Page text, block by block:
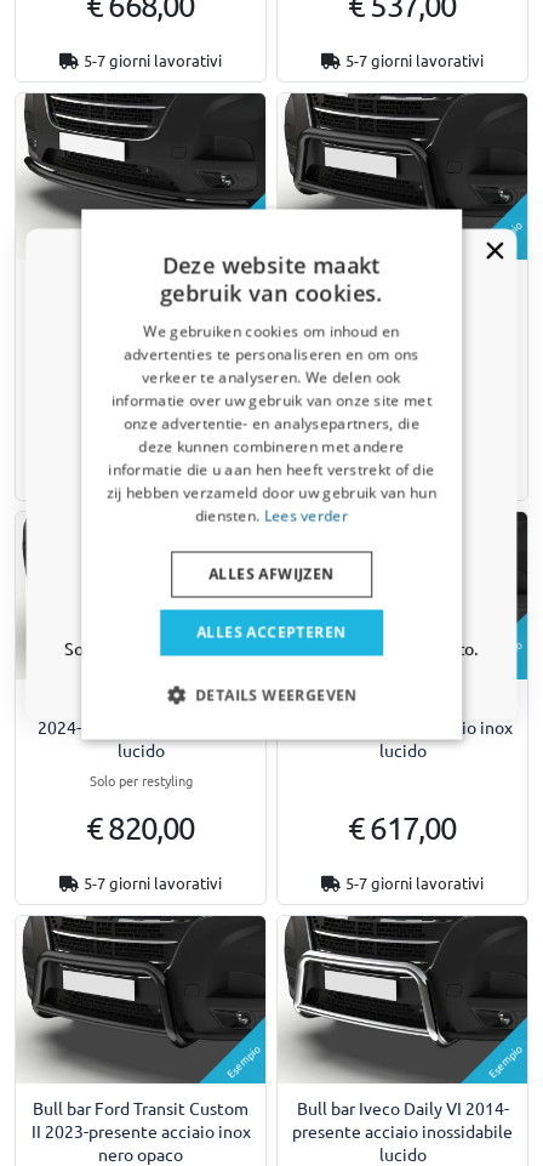
5-7 giorni lavorativi 5-7 giorni lavorativi
Bull bar anteriore per
Volkswagen Crafter II 2017-
presente acciaio inox nero
opaco
€ 668,00
5-7 giorni lavorativi
Esempio
Bull bar Citroën Jumpy III
2024-presente acciaio
inossidabile nero opaco
Solo per 2° restyling
Con certificato di omologazione CE
€ 882,00
3-4 settimane
Esempio
Bull bar Citroën Jumpy III
2024-presente acciaio inox
lucido
Solo per restyling
€ 820,00
5-7 giorni lavorativi
Esempio
Bull bar Ford Transit Custom
II 2023-presente acciaio inox
lucido
€ 617,00
5-7 giorni lavorativi
Esempio
Bull bar Ford Transit Custom
II 2023-presente acciaio inox
nero opaco
Esempio
Bull bar Iveco Daily VI 2014-
presente acciaio inossidabile
lucido
Deze website maakt
gebruik van cookies.
We gebruiken cookies om inhoud en
advertenties te personaliseren en om ons
verkeer te analyseren. We delen ook
informatie over uw gebruik van onze site met
onze advertentie- en analysepartners, die
deze kunnen combineren met andere
informatie die u aan hen heeft verstrekt of die
zij hebben verzameld door uw gebruik van hun
diensten. Lees verder
ALLES ACCEPTEREN
ALLES AFWIJZEN
DETAILS WEERGEVEN
Ricevi un codice sconto del 5%
Iscriviti alla newsletter e risparmia subito! Lo
sconto scade tra 3 giorni.
Email address
Sì, voglio il mio sconto
Solo aggiornamenti e offerte rilevanti per la tua auto.